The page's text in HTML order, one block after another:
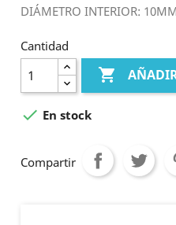
DIÁMETRO INTERIOR:
Cantidad

 En stock
Compartir